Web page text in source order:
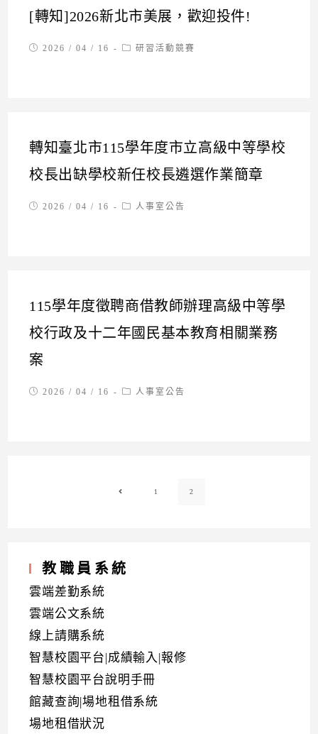
[轉知]2026新北市美展，歡迎投件!
Post2026 / 04 / 16
Post研習活動競賽
轉知臺北市115學年度市立高級中等學校
校長出缺學校新任校長遴選作業簡章
Post2026 / 04 / 16
Post人事室公告
115學年度徵聘商借教師辦理高級中等學
校行政及十二年國民基本教育相關業務
案
Post2026 / 04 / 16
Post人事室公告
Go to the previous page
1 2
教職員系統
雲端差勤系統
雲端公文系統
線上請購系統
智慧校園平台|成績輸入|報修
智慧校園平台說明手冊
館藏查詢|場地租借系統
場地租借狀況